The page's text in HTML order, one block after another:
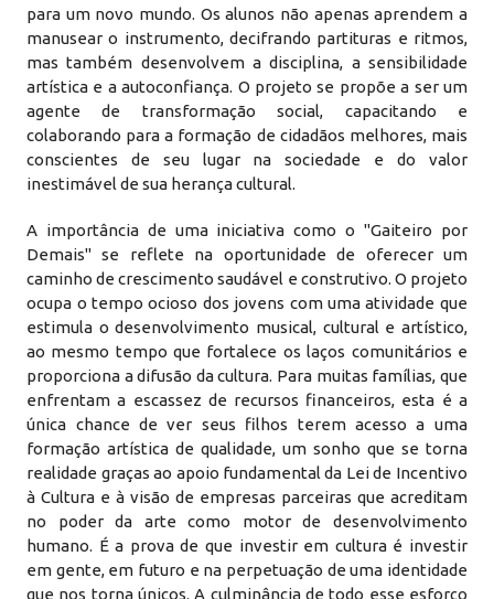
para um novo mundo. Os alunos não apenas aprendem a
manusear o instrumento, decifrando partituras e ritmos,
mas também desenvolvem a disciplina, a sensibilidade
artística e a autoconfiança. O projeto se propõe a ser um
agente de transformação social, capacitando e
colaborando para a formação de cidadãos melhores, mais
conscientes de seu lugar na sociedade e do valor
inestimável de sua herança cultural.
A importância de uma iniciativa como o "Gaiteiro por
Demais" se reflete na oportunidade de oferecer um
caminho de crescimento saudável e construtivo. O projeto
ocupa o tempo ocioso dos jovens com uma atividade que
estimula o desenvolvimento musical, cultural e artístico,
ao mesmo tempo que fortalece os laços comunitários e
proporciona a difusão da cultura. Para muitas famílias, que
enfrentam a escassez de recursos financeiros, esta é a
única chance de ver seus filhos terem acesso a uma
formação artística de qualidade, um sonho que se torna
realidade graças ao apoio fundamental da Lei de Incentivo
à Cultura e à visão de empresas parceiras que acreditam
no poder da arte como motor de desenvolvimento
humano. É a prova de que investir em cultura é investir
em gente, em futuro e na perpetuação de uma identidade
que nos torna únicos. A culminância de todo esse esforço